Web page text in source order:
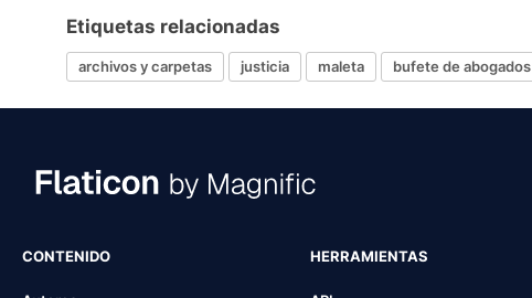
Etiquetas relacionadas
archivos y carpetas justicia maleta bufete de abogados
CONTENIDO HERRAMIENTAS